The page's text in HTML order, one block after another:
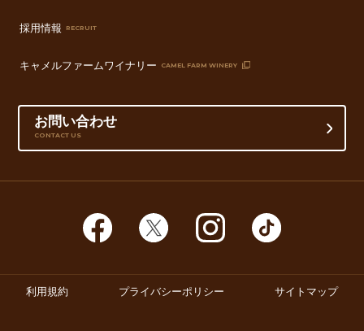
採用情報 RECRUIT
キャメルファームワイナリー CAMEL FARM WINERY
お問い合わせ
CONTACT US
利用規約 プライバシーポリシー サイトマップ